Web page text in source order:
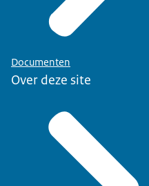
Documenten
Over deze site